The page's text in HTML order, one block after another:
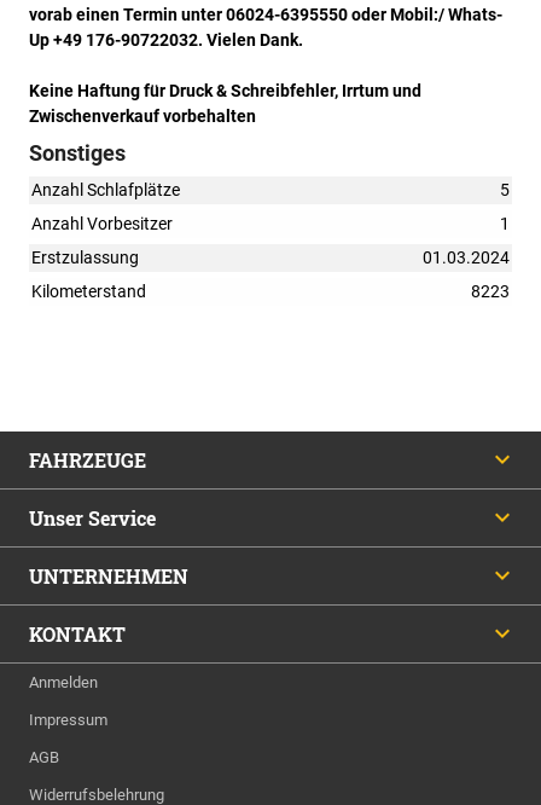
vorab einen Termin unter 06024-6395550 oder Mobil:/ Whats-
Up +49 176-90722032. Vielen Dank.
Keine Haftung für Druck & Schreibfehler, Irrtum und
Zwischenverkauf vorbehalten
Sonstiges
Anzahl Schlafplätze
5
Anzahl Vorbesitzer
1
Erstzulassung
01.03.2024
Kilometerstand
8223
FAHRZEUGE
Unser Service
UNTERNEHMEN
KONTAKT
Anmelden
Impressum
AGB
Widerrufsbelehrung